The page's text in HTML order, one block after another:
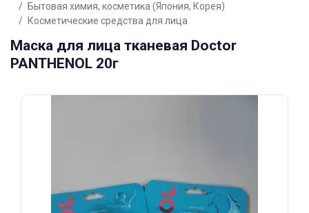
Бытовая химия, косметика (Япония, Корея)
Косметические средства для лица
Маска для лица тканевая Doctor
PANTHENOL 20г
Разбейте
оплату на части
без переплат